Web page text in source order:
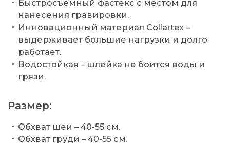
Быстросъемный фастекс с местом для
нанесения гравировки.
Инновационный материал Collartex –
выдерживает большие нагрузки и долго
работает.
Водостойкая – шлейка не боится воды и
грязи.
Размер:
Обхват шеи – 40-55 см.
Обхват груди – 40-55 см.